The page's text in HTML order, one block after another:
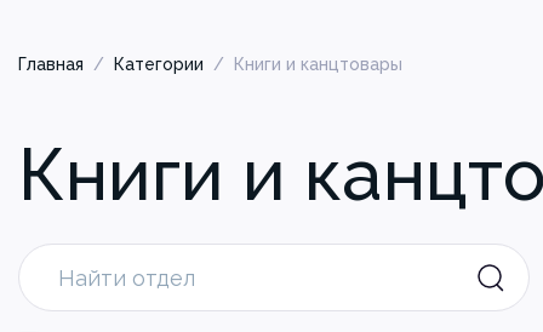
Главная / Категории / Книги и канцтовары
Книги и